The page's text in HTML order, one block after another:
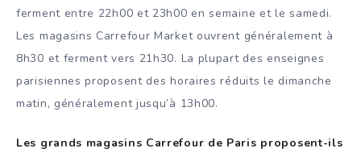
ferment entre 22h00 et 23h00 en semaine et le samedi.
Les magasins Carrefour Market ouvrent généralement à
8h30 et ferment vers 21h30. La plupart des enseignes
parisiennes proposent des horaires réduits le dimanche
matin, généralement jusqu’à 13h00.
Les grands magasins Carrefour de Paris proposent-ils